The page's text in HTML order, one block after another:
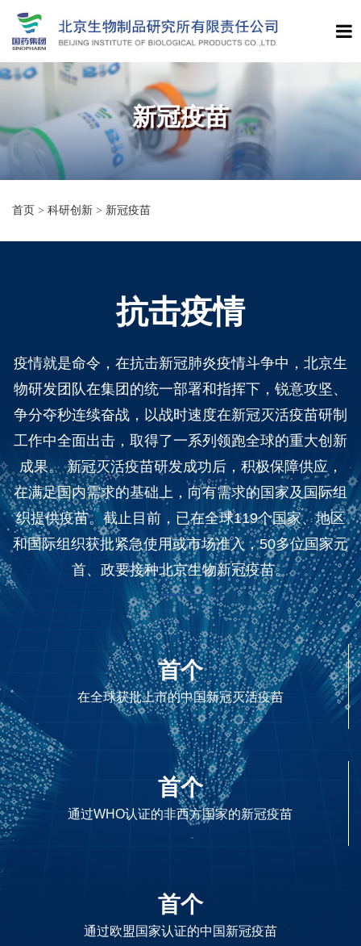
新冠疫苗
首页 > 科研创新 > 新冠疫苗
抗击疫情
疫情就是命令，在抗击新冠肺炎疫情斗争中，北京生
物研发团队在集团的统一部署和指挥下，锐意攻坚、
争分夺秒连续奋战，以战时速度在新冠灭活疫苗研制
工作中全面出击，取得了一系列领跑全球的重大创新
成果。 新冠灭活疫苗研发成功后，积极保障供应，
在满足国内需求的基础上，向有需求的国家及国际组
织提供疫苗。截止目前，已在全球119个国家、地区
和国际组织获批紧急使用或市场准入，50多位国家元
首、政要接种北京生物新冠疫苗。
首个
在全球获批上市的中国新冠灭活疫苗
首个
通过WHO认证的非西方国家的新冠疫苗
首个
通过欧盟国家认证的中国新冠疫苗